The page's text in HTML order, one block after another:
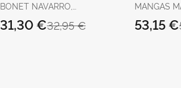
BONET NAVARRO,
32,95 €
31,30 €
Unión
MANGAS
53,15 €